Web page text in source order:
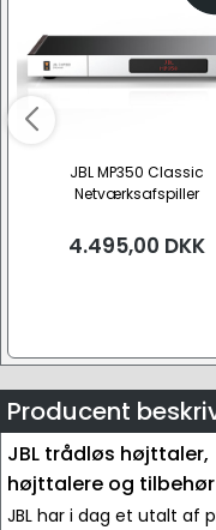
JBL MP350 Classic
Netværksafspiller
4.495,00 DKK
Producent
JBL trådløs højttaler,
højttalere og tilbehør
JBL har i dag et utalt af